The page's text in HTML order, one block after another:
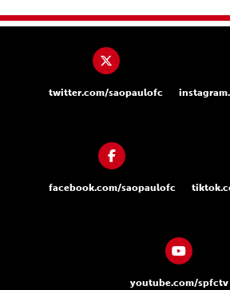
twitter.com/saopaulofc
facebook.com/saopaulofc
youtube.com/spfctv